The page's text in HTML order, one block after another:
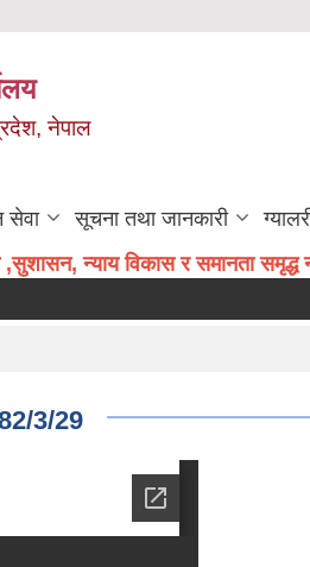
नेपाल
सेवा सूचना तथा जानकारी
,सुशासन, न्याय विकास र समानता समृद्ध
3/29